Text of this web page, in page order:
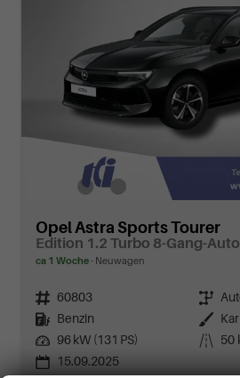
Opel Astra Sports Tourer
Edition 1.2 Turbo 8-Gang-
ca 1 Woche Neuwagen
Fahrzeugnr. 60803 Getriebe
Kraftstoff
Benzin Außenfarbe
Leistung 96 kW (131 PS) Kilometerstand
50
15.09.2025